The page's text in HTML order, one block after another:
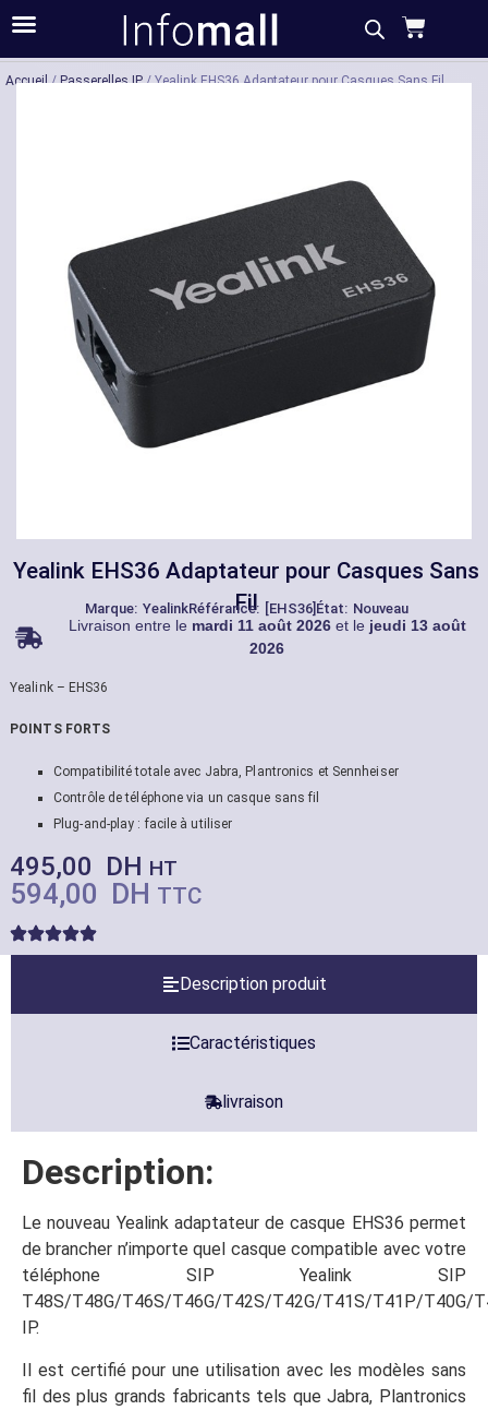
Acheter Description
Accueil/Passerelles IP/ Yealink EHS36 Adaptateur pour Casques Sans Fil
Yealink EHS36 Adaptateur pour Casques Sans
Fil
Marque: YealinkRéférance: [EHS36] État: Nouveau
Livraison entre le mardi 11 août 2026et le jeudi 13 août
2026
Yealink – EHS36
POINTS FORTS
Compatibilité totale avec Jabra, Plantronics et Sennheiser
Contrôle de téléphone via un casque sans fil
Plug-and-play : facile à utiliser
495,00 DH HT
594,00 DH TTC
Description produit
Caractéristiques
livraison
Description:
Le nouveau Yealink adaptateur de casque EHS36 permet
de brancher n’importe quel casque compatible avec votre
téléphone SIP Yealink SIP
T48S/T48G/T46S/T46G/T42S/T42G/T41S/T41P/T40G/
IP.
Il est certifié pour une utilisation avec les modèles sans
fil des plus grands fabricants tels que Jabra, Plantronics